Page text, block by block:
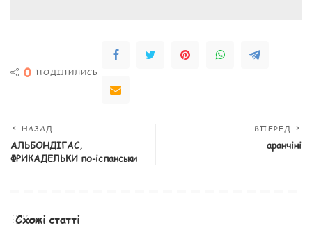
0 ПОДІЛИЛИСЬ
НАЗАД
АЛЬБОНДІГАС,
ФРИКАДЕЛЬКИ по-іспанськи
ВПЕРЕД
аранчіні
Схожі статті